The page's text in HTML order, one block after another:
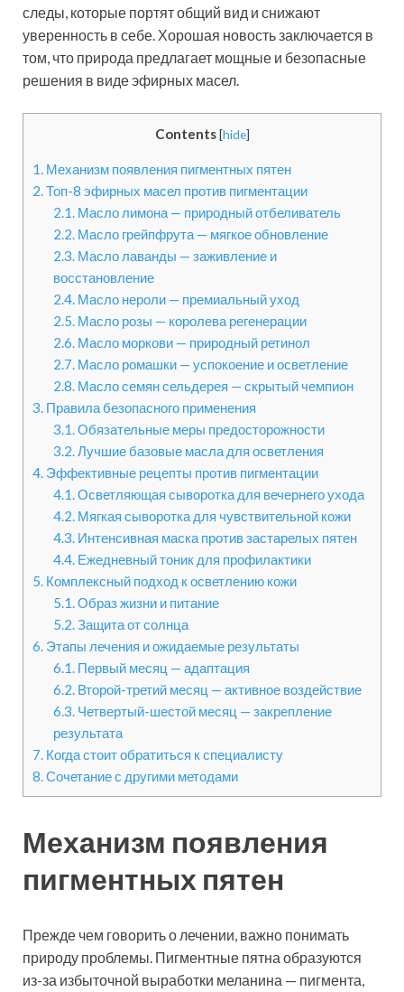
следы, которые портят общий вид и снижают
уверенность в себе. Хорошая новость заключается в
том, что природа предлагает мощные и безопасные
решения в виде эфирных масел.
Contents [hide]
1. Механизм появления пигментных пятен
2.Топ-8 эфирных масел против пигментации
2.1.Масло лимона — природный отбеливатель
2.2.Масло грейпфрута — мягкое обновление
2.3.Масло лаванды — заживление и
восстановление
2.4.Масло нероли — премиальный уход
2.5.Масло розы — королева регенерации
2.6.Масло моркови — природный ретинол
2.7.Масло ромашки — успокоение и осветление
2.8.Масло семян сельдерея — скрытый чемпион
3. Правила безопасного применения
3.1.Обязательные меры предосторожности
3.2.Лучшие базовые масла для осветления
4. Эффективные рецепты против пигментации
4.1.Осветляющая сыворотка для вечернего ухода
4.2.Мягкая сыворотка для чувствительной кожи
4.3.Интенсивная маска против застарелых пятен
4.4.Ежедневный тоник для профилактики
5. Комплексный подход к осветлению кожи
5.1.Образ жизни и питание
5.2.Защита от солнца
6. Этапы лечения и ожидаемые результаты
6.1.Первый месяц — адаптация
6.2.Второй-третий месяц — активное воздействие
6.3.Четвертый-шестой месяц — закрепление
результата
7. Когда стоит обратиться к специалисту
8.Сочетание с другими методами
Механизм появления
пигментных пятен
Прежде чем говорить о лечении, важно понимать
природу проблемы. Пигментные пятна образуются
из-за избыточной выработки меланина — пигмента,